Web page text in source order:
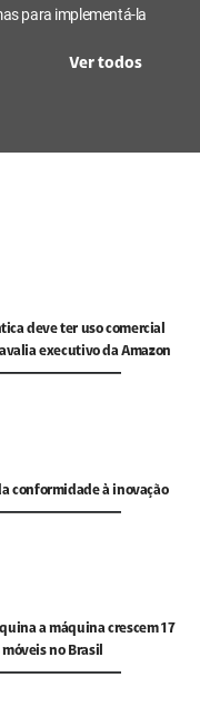
para implementá-la
Ver todos
deve ter uso comercial
executivo da Amazon
conformidade à inovação
a máquina crescem 17
no Brasil